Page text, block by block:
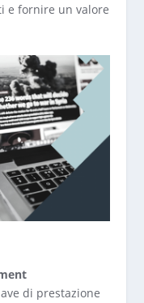
e fornire un valore
di prestazione